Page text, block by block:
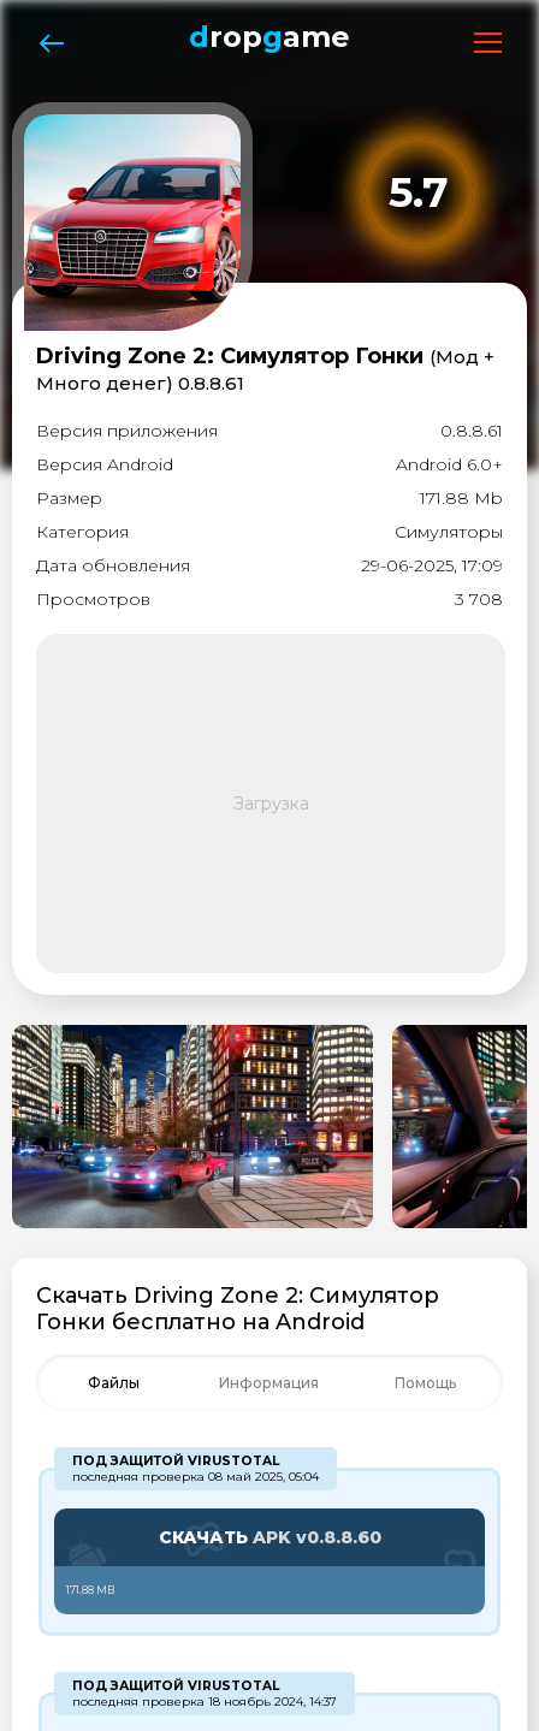
dropgame
5.7
Driving Zone 2: Cимулятор Гонки (Мод +
Много денег) 0.8.8.61
Версия приложения
0.8.8.61
Версия Android
Android 6.0+
Размер
171.88 Mb
Категория
Симуляторы
Дата обновления
29-06-2025, 17:09
Просмотров
3 708
Скачать Driving Zone 2: Cимулятор
Гонки бесплатно на Android
Файлы Информация Помощь
ПОД ЗАЩИТОЙ VIRUSTOTAL
последняя проверка 08 май 2025, 05:04
СКАЧАТЬ APK v0.8.8.60
171.88 MB
ПОД ЗАЩИТОЙ VIRUSTOTAL
последняя проверка 18 ноябрь 2024, 14:37